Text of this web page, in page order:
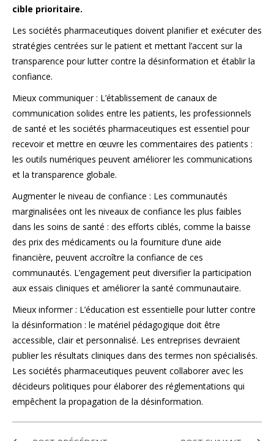
cible prioritaire.
Les sociétés pharmaceutiques doivent planifier et exécuter des
stratégies centrées sur le patient et mettant l’accent sur la
transparence pour lutter contre la désinformation et établir la
confiance.
Mieux communiquer : L’établissement de canaux de
communication solides entre les patients, les professionnels
de santé et les sociétés pharmaceutiques est essentiel pour
recevoir et mettre en œuvre les commentaires des patients :
les outils numériques peuvent améliorer les communications
et la transparence globale.
Augmenter le niveau de confiance : Les communautés
marginalisées ont les niveaux de confiance les plus faibles
dans les soins de santé : des efforts ciblés, comme la baisse
des prix des médicaments ou la fourniture d’une aide
financière, peuvent accroître la confiance de ces
communautés. L’engagement peut diversifier la participation
aux essais cliniques et améliorer la santé communautaire.
Mieux informer : L’éducation est essentielle pour lutter contre
la désinformation : le matériel pédagogique doit être
accessible, clair et personnalisé. Les entreprises devraient
publier les résultats cliniques dans des termes non spécialisés.
Les sociétés pharmaceutiques peuvent collaborer avec les
décideurs politiques pour élaborer des réglementations qui
empêchent la propagation de la désinformation.